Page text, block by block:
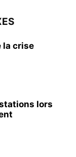
la crise
lors